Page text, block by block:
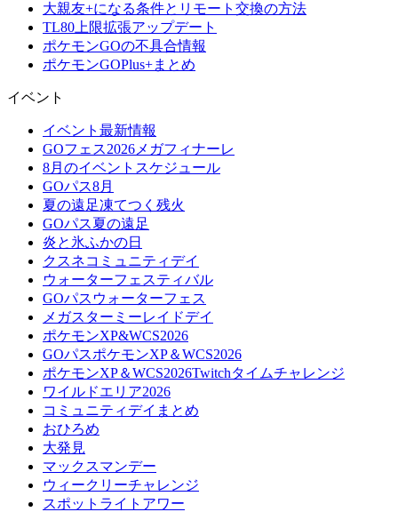
大親友+になる条件とリモート交換の方法
TL80上限拡張アップデート
ポケモンGOの不具合情報
ポケモンGOPlus+まとめ
イベント
イベント最新情報
GOフェス2026メガフィナーレ
8月のイベントスケジュール
GOパス8月
夏の遠足凍てつく残火
GOパス夏の遠足
炎と氷ふかの日
クスネコミュニティデイ
ウォーターフェスティバル
GOパスウォーターフェス
メガスターミーレイドデイ
ポケモンXP&WCS2026
GOパスポケモンXP＆WCS2026
ポケモンXP＆WCS2026Twitchタイムチャレンジ
ワイルドエリア2026
コミュニティデイまとめ
おひろめ
大発見
マックスマンデー
ウィークリーチャレンジ
スポットライトアワー